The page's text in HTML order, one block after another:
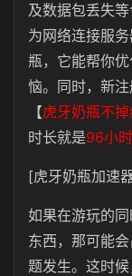
及数据包丢失
为网络连接服
瓶，它能帮你
恼。同时，新
【虎牙奶瓶不
时长就是96小时
[虎牙奶瓶加速
如果在游玩的
东西，那可能
题发生。这时候